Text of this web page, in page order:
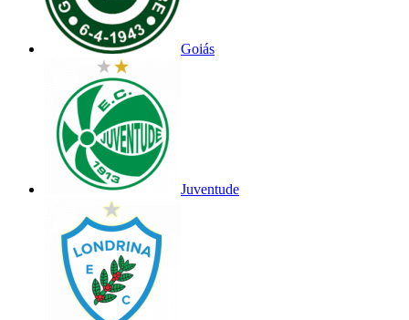
Goiás
Juventude